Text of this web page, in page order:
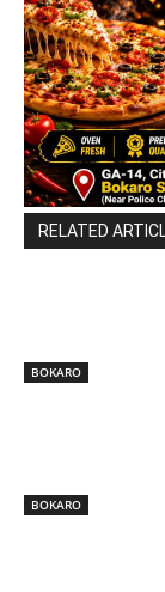
RELATED
BOKARO
BOKARO